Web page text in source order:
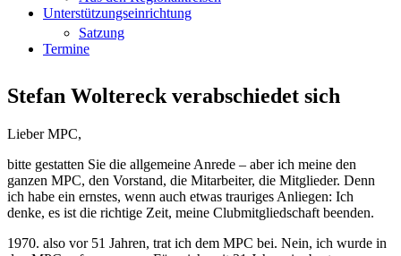
Unterstützungseinrichtung
Satzung
Termine
Stefan Woltereck verabschiedet sich
Lieber MPC,
bitte gestatten Sie die allgemeine Anrede – aber ich meine den
ganzen MPC, den Vorstand, die Mitarbeiter, die Mitglieder. Denn
ich habe ein ernstes, wenn auch etwas trauriges Anliegen: Ich
denke, es ist die richtige Zeit, meine Clubmitgliedschaft beenden.
1970. also vor 51 Jahren, trat ich dem MPC bei. Nein, ich wurde in